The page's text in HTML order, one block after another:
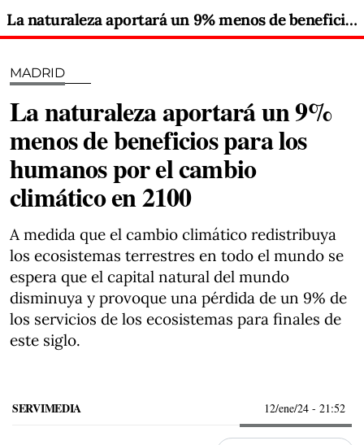
La naturaleza aportará un 9% menos de beneficios para los humanos por el cambio climático en 2100
MADRID
La naturaleza aportará un 9%
menos de beneficios para los
humanos por el cambio
climático en 2100
A medida que el cambio climático redistribuya
los ecosistemas terrestres en todo el mundo se
espera que el capital natural del mundo
disminuya y provoque una pérdida de un 9% de
los servicios de los ecosistemas para finales de
este siglo.
SERVIMEDIA 12/ene/24 - 21:52